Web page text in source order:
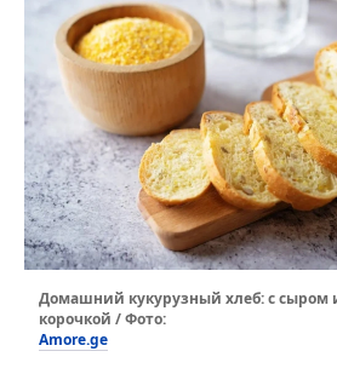
Домашний кукурузный хлеб: с сыром
корочкой / Фото:
Amore.ge